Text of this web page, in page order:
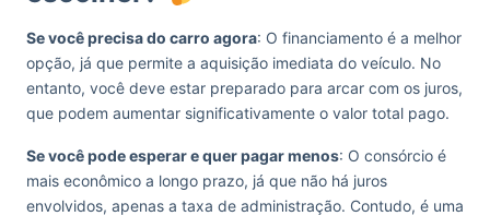
Se você precisa do carro agora: O financiamento é a melhor
opção, já que permite a aquisição imediata do veículo. No
entanto, você deve estar preparado para arcar com os juros,
que podem aumentar significativamente o valor total pago.
Se você pode esperar e quer pagar menos: O consórcio é
mais econômico a longo prazo, já que não há juros
envolvidos, apenas a taxa de administração. Contudo, é uma